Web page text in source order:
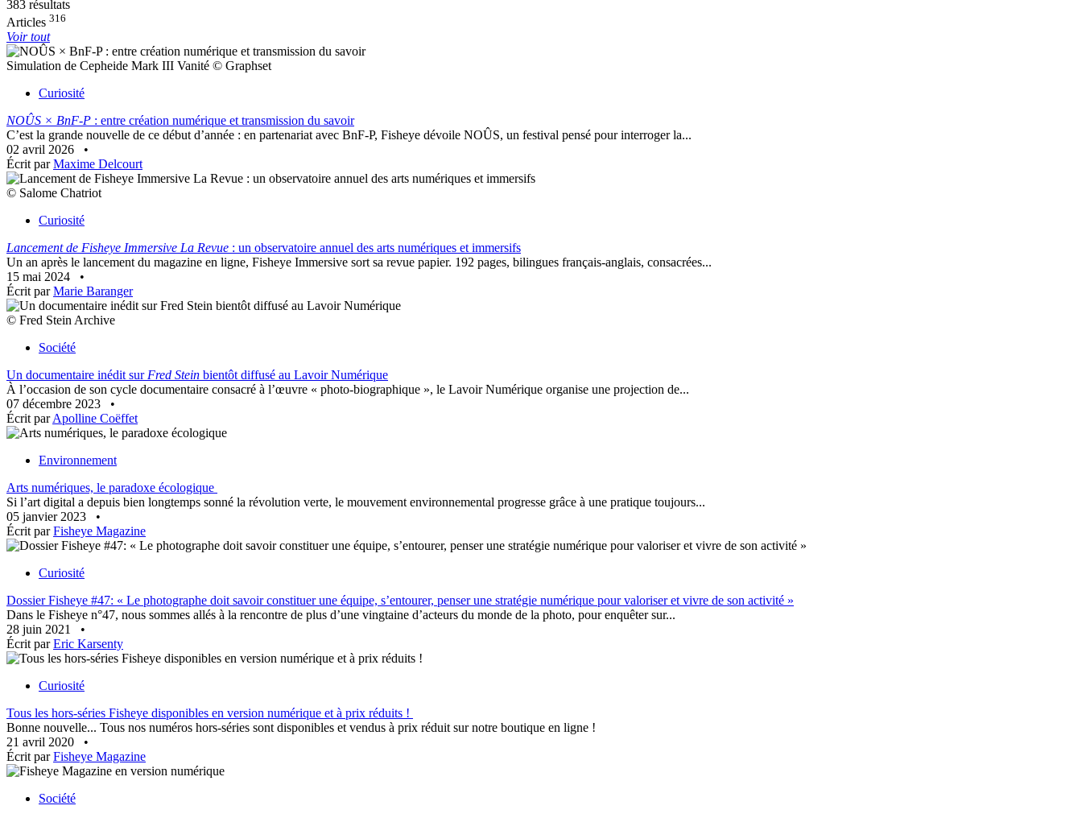
383 résultats
Articles 316
Voir tout
Simulation de Cepheide Mark III Vanité © Graphset
Curiosité
NOÛS × BnF-P : entre création numérique et transmission du savoir
C’est la grande nouvelle de ce début d’année : en partenariat avec BnF-P, Fisheye dévoile NOÛS, un festival pensé pour interroger la...
02 avril 2026
•
Écrit parMaxime Delcourt
© Salome Chatriot
Curiosité
Lancement de Fisheye Immersive La Revue : un observatoire annuel des arts numériques et immersifs
Un an après le lancement du magazine en ligne, Fisheye Immersive sort sa revue papier. 192 pages, bilingues français-anglais, consacrées...
15 mai 2024
•
Écrit parMarie Baranger
© Fred Stein Archive
Société
Un documentaire inédit sur Fred Stein bientôt diffusé au Lavoir Numérique
À l’occasion de son cycle documentaire consacré à l’œuvre « photo-biographique », le Lavoir Numérique organise une projection de...
07 décembre 2023
•
Écrit parApolline Coëffet
Environnement
Arts numériques, le paradoxe écologique
Si l’art digital a depuis bien longtemps sonné la révolution verte, le mouvement environnemental progresse grâce à une pratique toujours...
05 janvier 2023
•
Écrit parFisheye Magazine
Curiosité
Dossier Fisheye #47: « Le photographe doit savoir constituer une équipe, s’entourer, penser une stratégie numérique pour valoriser et vivre de son activité »
Dans le Fisheye n°47, nous sommes allés à la rencontre de plus d’une vingtaine d’acteurs du monde de la photo, pour enquêter sur...
28 juin 2021
•
Écrit parEric Karsenty
Curiosité
Tous les hors-séries Fisheye disponibles en version numérique et à prix réduits !
Bonne nouvelle... Tous nos numéros hors-séries sont disponibles et vendus à prix réduit sur notre boutique en ligne !
21 avril 2020
•
Écrit parFisheye Magazine
Société